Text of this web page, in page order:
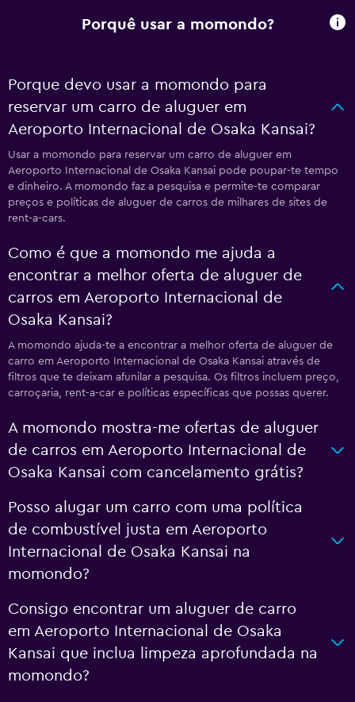
Porquê usar a momondo?
Porque devo usar a momondo para
reservar um carro de aluguer em
Aeroporto Internacional de Osaka Kansai?
Usar a momondo para reservar um carro de aluguer em
Aeroporto Internacional de Osaka Kansai pode poupar-te tempo
e dinheiro. A momondo faz a pesquisa e permite-te comparar
preços e políticas de aluguer de carros de milhares de sites de
rent-a-cars.
Como é que a momondo me ajuda a
encontrar a melhor oferta de aluguer de
carros em Aeroporto Internacional de
Osaka Kansai?
A momondo ajuda-te a encontrar a melhor oferta de aluguer de
carro em Aeroporto Internacional de Osaka Kansai através de
filtros que te deixam afunilar a pesquisa. Os filtros incluem preço,
carroçaria, rent-a-car e políticas específicas que possas querer.
A momondo mostra-me ofertas de aluguer
de carros em Aeroporto Internacional de
Osaka Kansai com cancelamento grátis?
Posso alugar um carro com uma política
de combustível justa em Aeroporto
Internacional de Osaka Kansai na
momondo?
Consigo encontrar um aluguer de carro
em Aeroporto Internacional de Osaka
Kansai que inclua limpeza aprofundada na
momondo?